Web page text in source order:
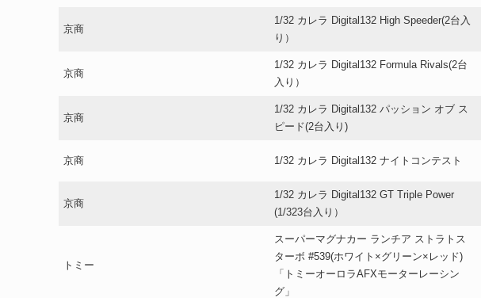
京商
1/32 カレラ Digital132 High Speeder(2台入
り）
京商
1/32 カレラ Digital132 Formula Rivals(2台
入り）
京商
1/32 カレラ Digital132 パッション オブ ス
ピード(2台入り)
京商 1/32 カレラ Digital132 ナイトコンテスト
京商
1/32 カレラ Digital132 GT Triple Power
(1/323台入り）
トミー
スーパーマグナカー ランチア ストラトス
ターボ #539(ホワイト×グリーン×レッド)
「トミーオーロラAFXモーターレーシン
グ」